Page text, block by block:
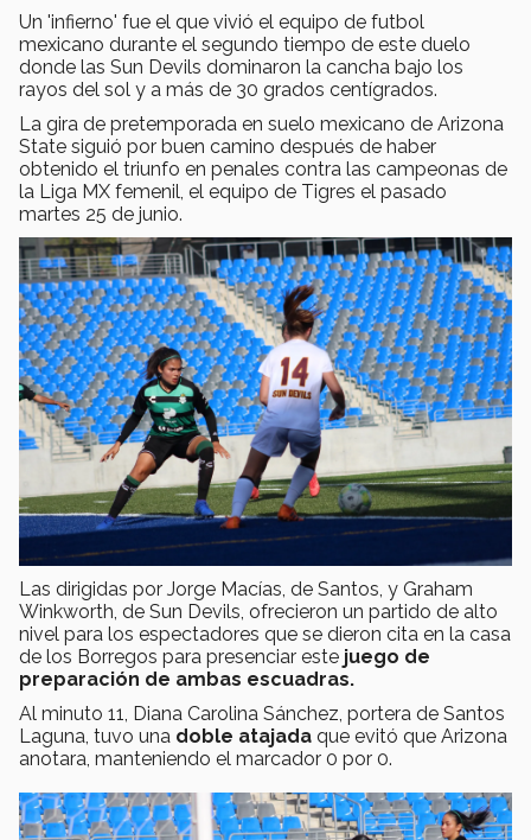
Un 'infierno' fue el que vivió el equipo de futbol
mexicano durante el segundo tiempo de este duelo
donde las Sun Devils dominaron la cancha bajo los
rayos del sol y a más de 30 grados centígrados.
La gira de pretemporada en suelo mexicano de Arizona
State siguió por buen camino después de haber
obtenido el triunfo en penales contra las campeonas de
la Liga MX femenil, el equipo de Tigres el pasado
martes 25 de junio.
Las dirigidas por Jorge Macías, de Santos, y Graham
Winkworth, de Sun Devils, ofrecieron un partido de alto
nivel para los espectadores que se dieron cita en la casa
de los Borregos para presenciar este juego de
preparación de ambas escuadras.
Al minuto 11, Diana Carolina Sánchez, portera de Santos
Laguna, tuvo una doble atajada que evitó que Arizona
anotara, manteniendo el marcador 0 por 0.